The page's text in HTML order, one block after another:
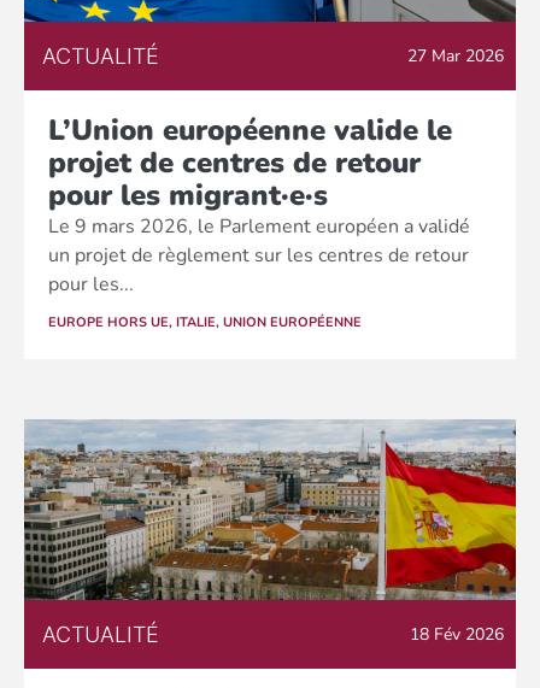
ACTUALITÉ 27 Mar 2026
L’Union européenne valide le
projet de centres de retour
pour les migrant·e·s
Le 9 mars 2026, le Parlement européen a validé
un projet de règlement sur les centres de retour
pour les...
EUROPE HORS UE, ITALIE, UNION EUROPÉENNE
ACTUALITÉ 18 Fév 2026